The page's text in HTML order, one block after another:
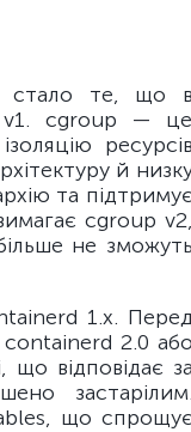
стало те, що в
v1. cgroup — це
ресурсів
й
та підтримує
cgroup v2,
не зможуть
1.x. Перед
2.0 або
що відповідає за
застарілим.
що спрощує